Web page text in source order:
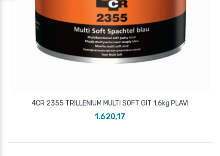
4CR 2355 TRILLENIUM MULTI SOFT GIT 1,6kg PLAVI
1.620,17